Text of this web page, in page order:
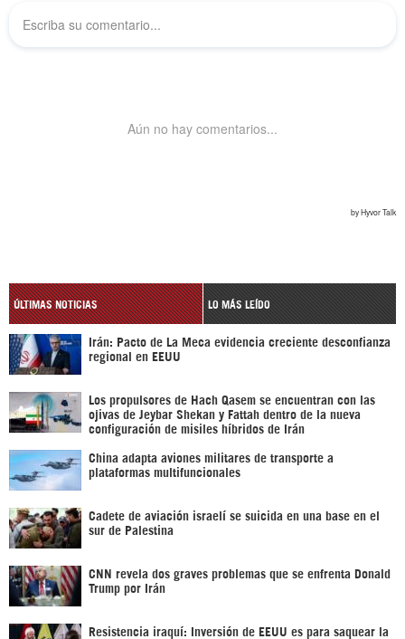
ÚLTIMAS NOTICIAS LO MÁS LEÍDO
Irán: Pacto de La Meca evidencia creciente desconfianza
regional en EEUU
Los propulsores de Hach Qasem se encuentran con las
ojivas de Jeybar Shekan y Fattah dentro de la nueva
configuración de misiles híbridos de Irán
China adapta aviones militares de transporte a
plataformas multifuncionales
Cadete de aviación israelí se suicida en una base en el
sur de Palestina
CNN revela dos graves problemas que se enfrenta Donald
Trump por Irán
Resistencia iraquí: Inversión de EEUU es para saquear la